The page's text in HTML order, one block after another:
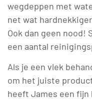
wegdeppen met
net wat
Ook dan geen nood!
een aantal
Als je een vlek
om het juiste
heeft James een